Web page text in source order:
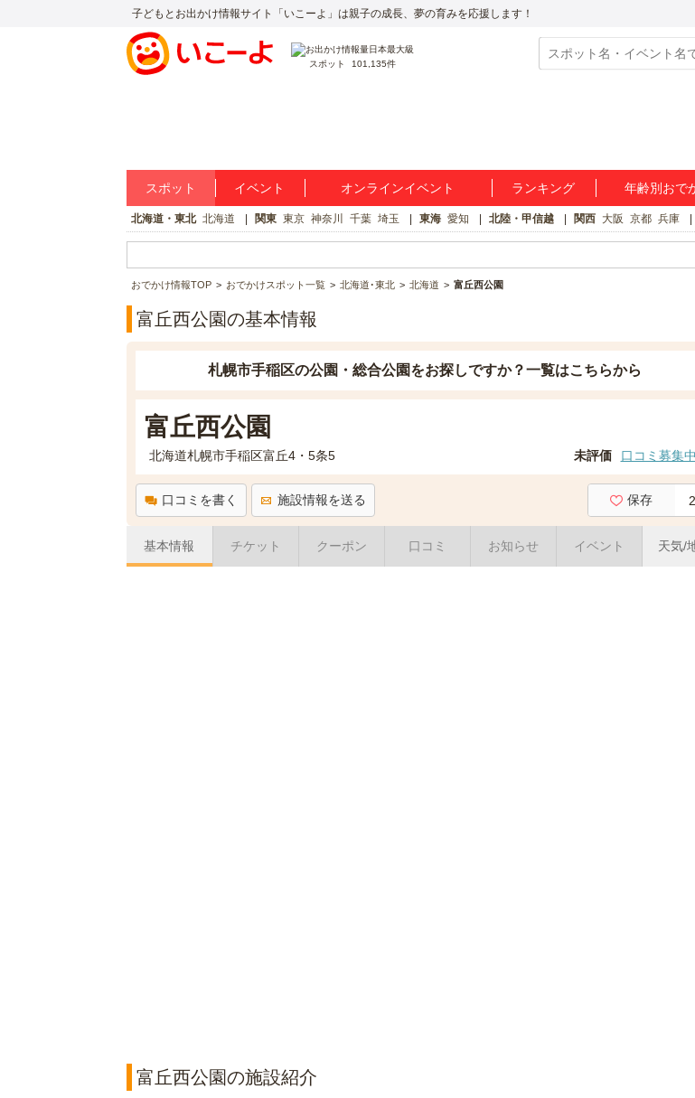
子どもとお出かけ情報サイト「いこーよ」は親子の成長、夢の育みを応援します！
スポット 101,135件
スポット イベント オンラインイベント ランキング 年齢別おで
北海道・東北 北海道 関東 東京 神奈川 千葉 埼玉 東海 愛知 北陸・甲信越 関西 大阪 京都 兵庫
おでかけ情報TOP おでかけスポット一覧 北海道･東北 北海道 富丘西公園
富丘西公園の基本情報
札幌市手稲区の公園・総合公園をお探しですか？一覧はこちらから
富丘西公園
北海道札幌市手稲区富丘4・5条5 未評価 口コミ募集中
口コミを書く 施設情報を送る 保存
基本情報 チケット クーポン 口コミ お知らせ イベント 天気/
富丘西公園の施設紹介